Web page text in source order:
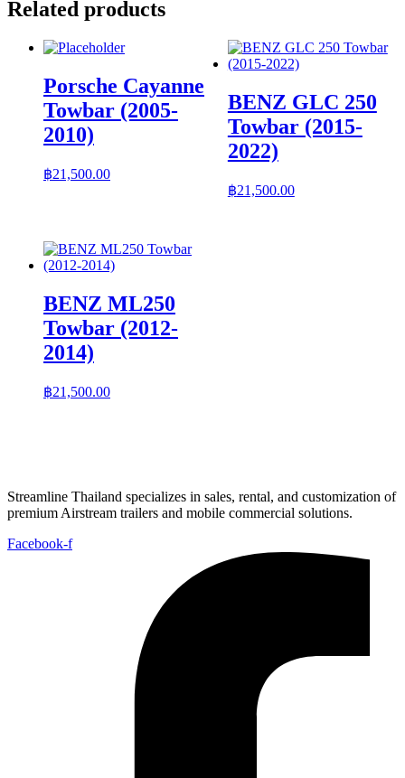
Related products
Porsche Cayanne
Towbar (2005-
2010)
฿21,500.00
BENZ GLC 250
Towbar (2015-
2022)
฿21,500.00
BENZ ML250
Towbar (2012-
2014)
฿21,500.00
Streamline Thailand specializes in sales, rental, and customization of
premium Airstream trailers and mobile commercial solutions.
Facebook-f